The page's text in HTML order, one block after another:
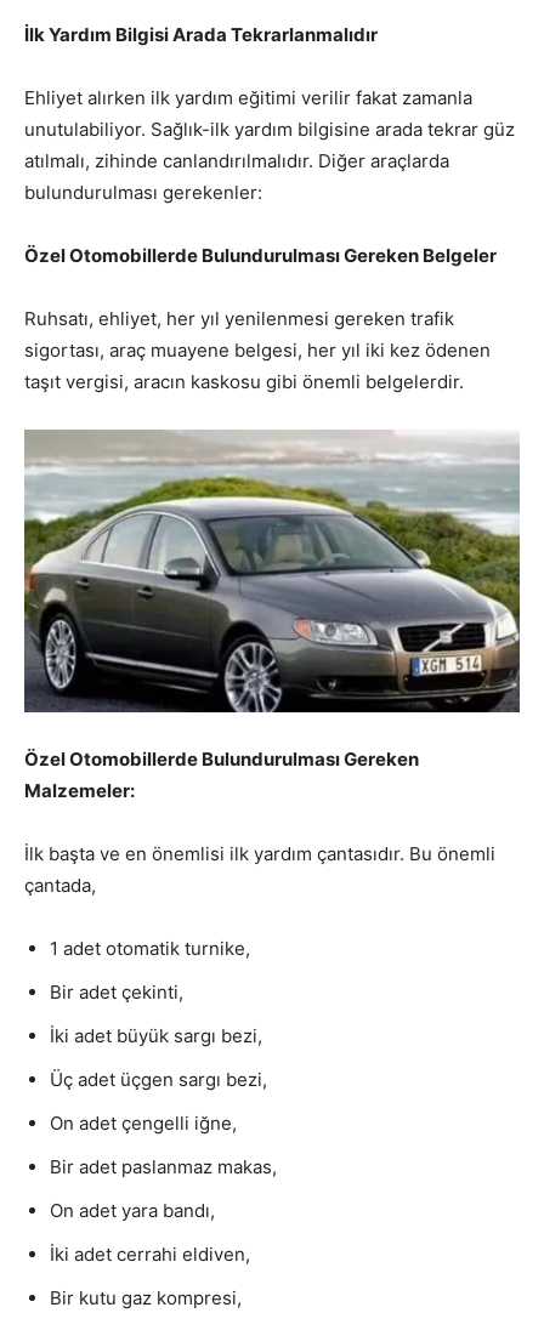
İlk Yardım Bilgisi Arada Tekrarlanmalıdır
Ehliyet alırken ilk yardım eğitimi verilir fakat zamanla
unutulabiliyor. Sağlık-ilk yardım bilgisine arada tekrar güz
atılmalı, zihinde canlandırılmalıdır. Diğer araçlarda
bulundurulması gerekenler:
Özel Otomobillerde Bulundurulması Gereken Belgeler
Ruhsatı, ehliyet, her yıl yenilenmesi gereken trafik
sigortası, araç muayene belgesi, her yıl iki kez ödenen
taşıt vergisi, aracın kaskosu gibi önemli belgelerdir.
Özel Otomobillerde Bulundurulması Gereken
Malzemeler:
İlk başta ve en önemlisi ilk yardım çantasıdır. Bu önemli
çantada,
1 adet otomatik turnike,
Bir adet çekinti,
İki adet büyük sargı bezi,
Üç adet üçgen sargı bezi,
On adet çengelli iğne,
Bir adet paslanmaz makas,
On adet yara bandı,
İki adet cerrahi eldiven,
Bir kutu gaz kompresi,